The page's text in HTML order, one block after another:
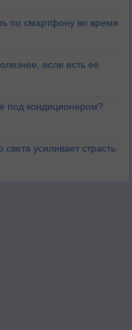
по смартфону во время
если есть её
под кондиционером?
света усиливает страсть